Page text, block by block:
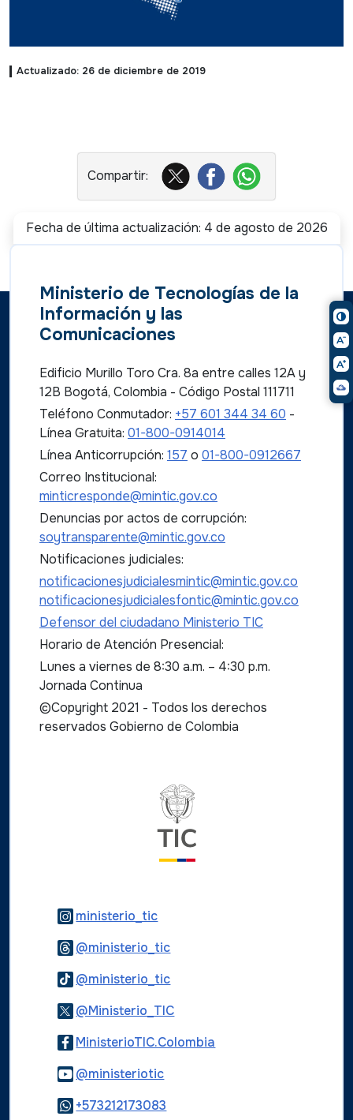
Actualizado: 26 de diciembre de 2019
Fecha de última actualización: 4 de agosto de 2026
Ministerio de Tecnologías de la
Información y las
Comunicaciones
Edificio Murillo Toro Cra. 8a entre calles 12A y
12B Bogotá, Colombia - Código Postal 111711
Teléfono Conmutador: +57 601 344 34 60 -
Línea Gratuita: 01-800-0914014
Línea Anticorrupción: 157 o 01-800-0912667
Correo Institucional:
minticresponde@mintic.gov.co
Denuncias por actos de corrupción:
soytransparente@mintic.gov.co
Notificaciones judiciales:
notificacionesjudicialesmintic@mintic.gov.co
notificacionesjudicialesfontic@mintic.gov.co
Defensor del ciudadano Ministerio TIC
Horario de Atención Presencial:
Lunes a viernes de 8:30 a.m. – 4:30 p.m.
Jornada Continua
©Copyright 2021 - Todos los derechos
reservados Gobierno de Colombia
ministerio_ticLogo Instagram
@ministerio_ticLogo Threads
@ministerio_ticLogo Tiktok
@Ministerio_TICLogo Twitter
MinisterioTIC.Colombia
@ministerioticLogo Youtube
+573212173083